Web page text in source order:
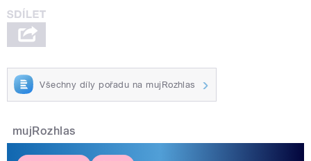
Všechny díly pořadu na mujRozhlas
mujRozhlas